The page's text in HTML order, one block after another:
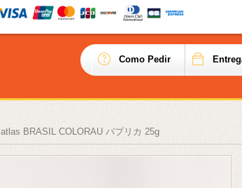
Como Pedir
atlas BRASIL COLORAU パプリカ 25g